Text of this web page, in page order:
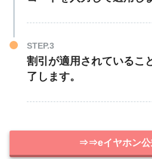
STEP.3
割引が適用されているこ
了します。
⇒⇒eイヤホン公